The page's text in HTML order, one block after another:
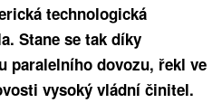
technologická
Stane se tak díky
paralelního dovozu, řekl ve
vysoký vládní činitel.